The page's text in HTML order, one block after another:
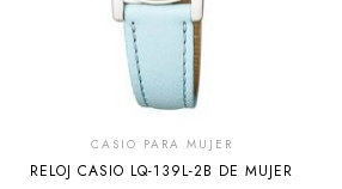
CASIO PARA MUJER
RELOJ CASIO LQ-139L-2B DE MUJER